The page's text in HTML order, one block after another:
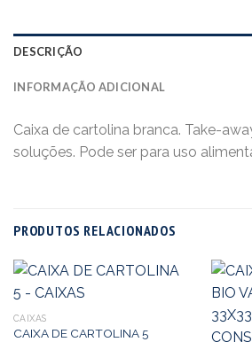
DESCRIÇÃO
INFORMAÇÃO ADICIONAL
Caixa de cartolina branca. Take-
soluções. Pode ser para uso
PRODUTOS RELACIONADOS
CAIXAS
CAIXA DE CARTOLINA 5